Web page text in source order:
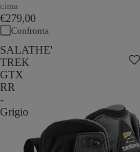
cima
€279,00
Confronta
SALATHE'
TREK
GTX
RR
-
Grigio